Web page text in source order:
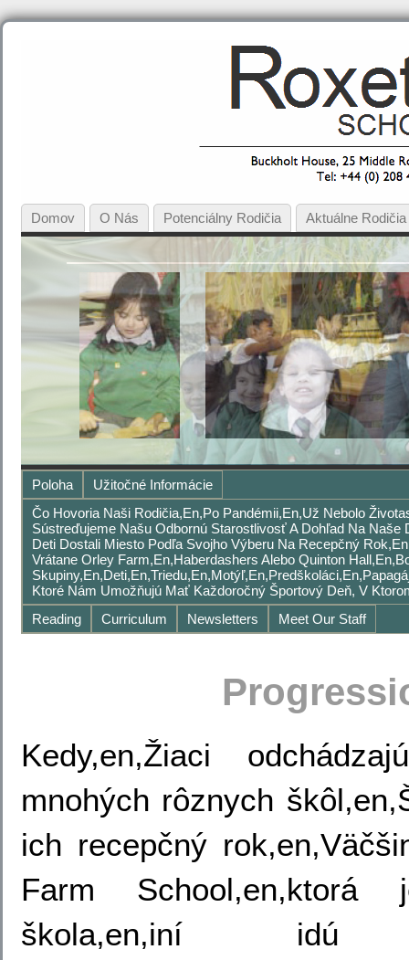
Domov O Nás Potenciálny Rodičia Aktuálne Rodičia
Poloha
Užitočné Informácie
Čo Hovoria Naši Rodičia,en,po Pandémii,en,Už Nebolo
Sústreďujeme Našu Odbornú Starostlivosť A Dohľad Na
Deti Dostali Miesto Podľa Svojho Výberu Na Recepčný
Vrátane Orley Farm,en,Haberdashers Alebo Quinton
Ktoré Nám Umožňujú Mať Každoročný Športový Deň, V
Reading
Curriculum Newsletters Meet Our Staff
Kedy,en,Žiaci
mnohých rôznych
ich recepčný
Farm
škola,en,iní idú